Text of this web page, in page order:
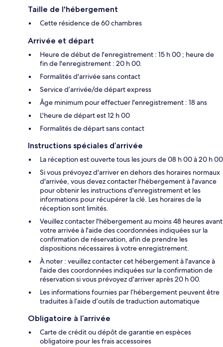
Taille de l'hébergement
Cette résidence de 60 chambres
Arrivée et départ
Heure de début de l'enregistrement : 15 h 00 ; heure de
fin de l'enregistrement : 20 h 00.
Formalités d'arrivée sans contact
Service d’arrivée/de départ express
Âge minimum pour effectuer l'enregistrement : 18 ans
L'heure de départ est 12 h 00
Formalités de départ sans contact
Instructions spéciales d’arrivée
La réception est ouverte tous les jours de 08 h 00 à 20 h 00
Si vous prévoyez d'arriver en dehors des horaires normaux
d'arrivée, vous devez contacter l'hébergement à l'avance
pour obtenir les instructions d'enregistrement et les
informations pour récupérer la clé. Les horaires de la
réception sont limités.
Veuillez contacter l'hébergement au moins 48 heures avant
votre arrivée à l'aide des coordonnées indiquées sur la
confirmation de réservation, afin de prendre les
dispositions nécessaires à votre enregistrement.
À noter : veuillez contacter cet hébergement à l'avance à
l'aide des coordonnées indiquées sur la confirmation de
réservation si vous prévoyez d'arriver après 20 h 00.
Les informations fournies par l’hébergement peuvent être
traduites à l’aide d’outils de traduction automatique
Obligatoire à l’arrivée
Carte de crédit ou dépôt de garantie en espèces
obligatoire pour les frais accessoires